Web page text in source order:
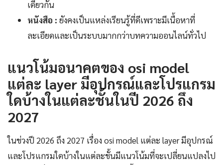
เดียวกัน
หนังสือ : ยังคงเป็นแหล่งเรียนรู้ที่ดีเพราะมีเนื้อหาที่
ละเอียดและเป็นระบบมากกว่าบทความออนไลน์ทั่วไป
แนวโน้มอนาคตของ osi model
แต่ละ layer มีอุปกรณ์และโปรแกรม
ใดบ้างในแต่ละชั้นในปี 2026 ถึง
2027
ในช่วงปี 2026 ถึง 2027 เรื่อง osi model แต่ละ layer มีอุปกรณ์
และโปรแกรมใดบ้างในแต่ละชั้นมีแนวโน้มที่จะเปลี่ยนแปลงไป